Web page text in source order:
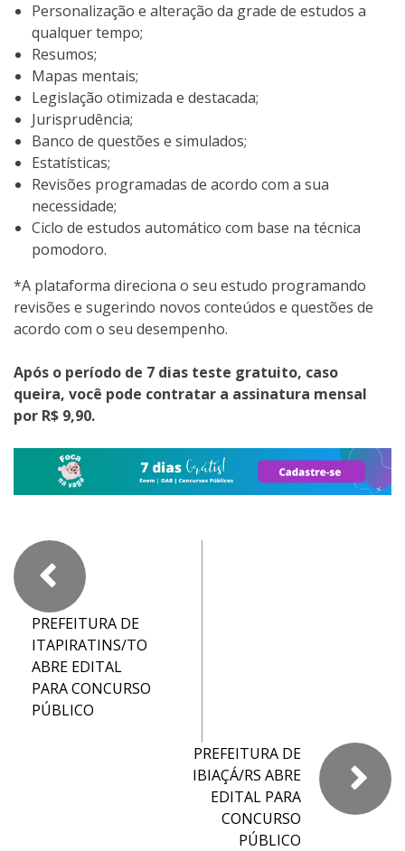
Personalização e alteração da grade de estudos a
qualquer tempo;
Resumos;
Mapas mentais;
Legislação otimizada e destacada;
Jurisprudência;
Banco de questões e simulados;
Estatísticas;
Revisões programadas de acordo com a sua
necessidade;
Ciclo de estudos automático com base na técnica
pomodoro.
*A plataforma direciona o seu estudo programando
revisões e sugerindo novos conteúdos e questões de
acordo com o seu desempenho.
Após o período de 7 dias teste gratuito, caso
queira, você pode contratar a assinatura mensal
por R$ 9,90.
PREFEITURA DE
ITAPIRATINS/TO
ABRE EDITAL
PARA CONCURSO
PÚBLICO
PREFEITURA DE
IBIAÇÁ/RS ABRE
EDITAL PARA
CONCURSO
PÚBLICO